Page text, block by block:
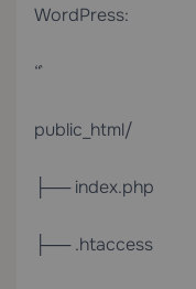
WordPress:
“`
public_html/
├── index.php
├── .htaccess